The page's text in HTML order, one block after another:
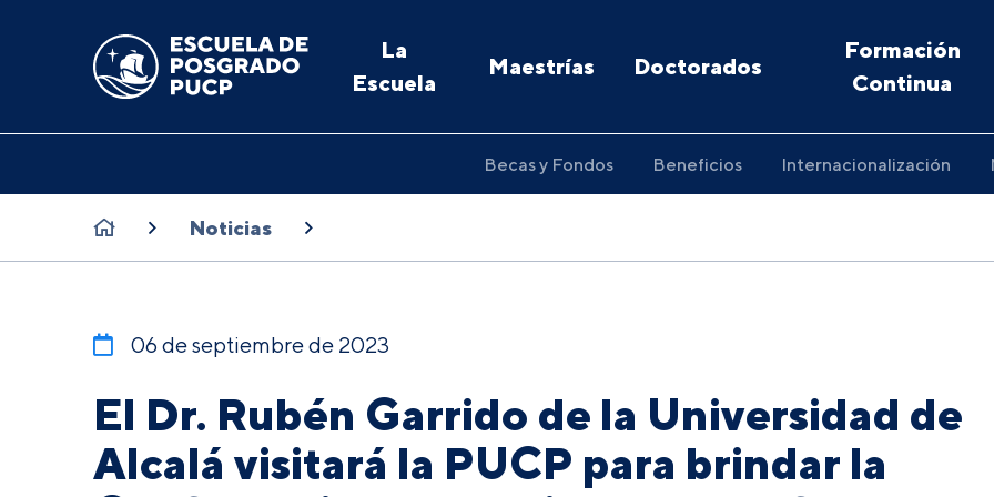
La
Escuela
Maestrías Doctorados
Formación
Continua
Becas y Fondos Beneficios Internacionalización
Noticias
06 de septiembre de 2023
El Dr. Rubén Garrido de la Universidad de
Alcalá visitará la PUCP para brindar la